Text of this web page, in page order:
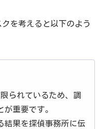
を考えると以下のよう
られているため、調
重要です。
結果を探偵事務所に伝